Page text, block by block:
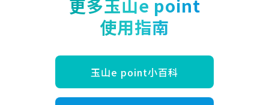
更多玉山e point
使用指南
玉山e point小百科